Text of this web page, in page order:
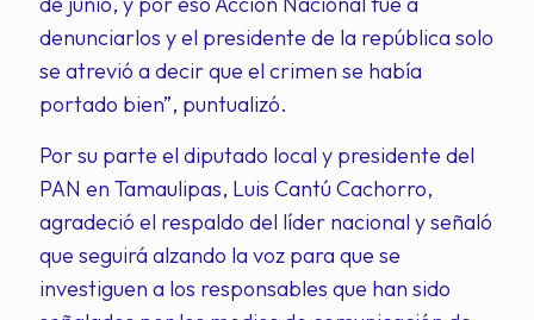
denunciarlos y el presidente de la república solo
se atrevió a decir que el crimen se había
portado bien”, puntualizó.
Por su parte el diputado local y presidente del
PAN en Tamaulipas, Luis Cantú Cachorro,
agradeció el respaldo del líder nacional y señaló
que seguirá alzando la voz para que se
investiguen a los responsables que han sido